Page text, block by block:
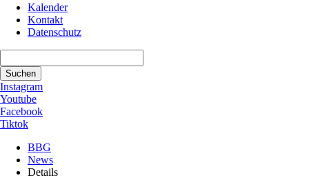
Kalender
Kontakt
Datenschutz
Suchen
Instagram
Youtube
Facebook
Tiktok
BBG
News
Details